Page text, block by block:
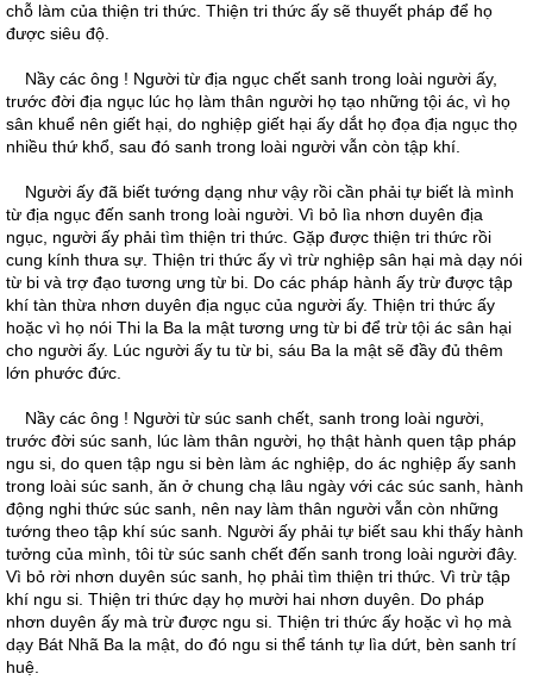
chỗ làm của thiện tri thức. Thiện tri thức ấy sẽ thuyết pháp để họ
được siêu độ.
Nầy các ông ! Người từ địa ngục chết sanh trong loài người ấy,
trước đời địa ngục lúc họ làm thân người họ tạo những tội ác, vì họ
sân khuể nên giết hại, do nghiệp giết hại ấy dắt họ đọa địa ngục thọ
nhiều thứ khổ, sau đó sanh trong loài người vẫn còn tập khí.
Người ấy đã biết tướng dạng như vậy rồi cần phải tự biết là mình
từ địa ngục đến sanh trong loài người. Vì bỏ lìa nhơn duyên địa
ngục, người ấy phải tìm thiện tri thức. Gặp được thiện tri thức rồi
cung kính thưa sự. Thiện tri thức ấy vì trừ nghiệp sân hại mà dạy nói
từ bi và trợ đạo tương ưng từ bi. Do các pháp hành ấy trừ được tập
khí tàn thừa nhơn duyên địa ngục của người ấy. Thiện tri thức ấy
hoặc vì họ nói Thi la Ba la mật tương ưng từ bi để trừ tội ác sân hại
cho người ấy. Lúc người ấy tu từ bi, sáu Ba la mật sẽ đầy đủ thêm
lớn phước đức.
Nầy các ông ! Người từ súc sanh chết, sanh trong loài người,
trước đời súc sanh, lúc làm thân người, họ thật hành quen tập pháp
ngu si, do quen tập ngu si bèn làm ác nghiệp, do ác nghiệp ấy sanh
trong loài súc sanh, ăn ở chung chạ lâu ngày với các súc sanh, hành
động nghi thức súc sanh, nên nay làm thân người vẫn còn những
tướng theo tập khí súc sanh. Người ấy phải tự biết sau khi thấy hành
tưởng của mình, tôi từ súc sanh chết đến sanh trong loài người đây.
Vì bỏ rời nhơn duyên súc sanh, họ phải tìm thiện tri thức. Vì trừ tập
khí ngu si. Thiện tri thức dạy họ mười hai nhơn duyên. Do pháp
nhơn duyên ấy mà trừ được ngu si. Thiện tri thức ấy hoặc vì họ mà
dạy Bát Nhã Ba la mật, do đó ngu si thể tánh tự lìa dứt, bèn sanh trí
huệ.